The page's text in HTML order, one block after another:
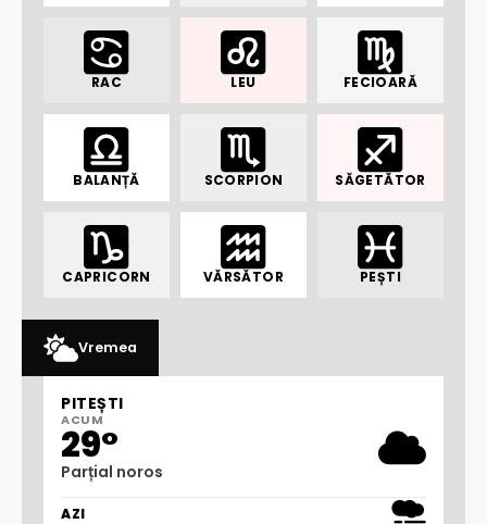
RAC LEU FECIOARĂ
BALANȚĂ SCORPION SĂGETĂTOR
CAPRICORN VĂRSĂTOR PEȘTI
Vremea
PITEȘTI
ACUM
29°
Parțial noros
AZI